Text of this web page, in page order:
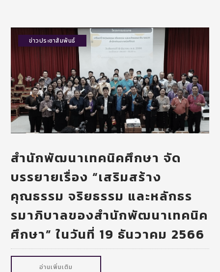
ข่าวประชาสัมพันธ์
สำนักพัฒนาเทคนิคศึกษา จัด
บรรยายเรื่อง “เสริมสร้าง
คุณธรรม จริยธรรม และหลักธร
รมาภิบาลของสำนักพัฒนาเทคนิค
ศึกษา” ในวันที่ 19 ธันวาคม 2566
อ่านเพิ่มเติม